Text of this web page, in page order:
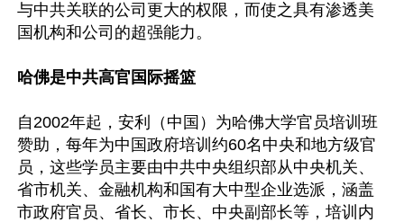
与中共关联的公司更大的权限，而使之具有渗透美
国机构和公司的超强能力。
哈佛是中共高官国际摇篮
自2002年起，安利（中国）为哈佛大学官员培训班
赞助，每年为中国政府培训约60名中央和地方级官
员，这些学员主要由中共中央组织部从中央机关、
省市机关、金融机构和国有大中型企业选派，涵盖
市政府官员、省长、市长、中央副部长等，培训内